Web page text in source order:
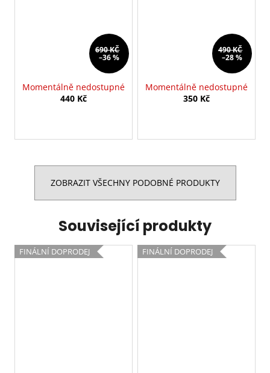
690 KČ
–36 %
Momentálně nedostupné
440 Kč
490 KČ
–28 %
Momentálně nedostupné
350 Kč
ZOBRAZIT VŠECHNY PODOBNÉ PRODUKTY
Související produkty
FINÁLNÍ DOPRODEJ FINÁLNÍ DOPRODEJ